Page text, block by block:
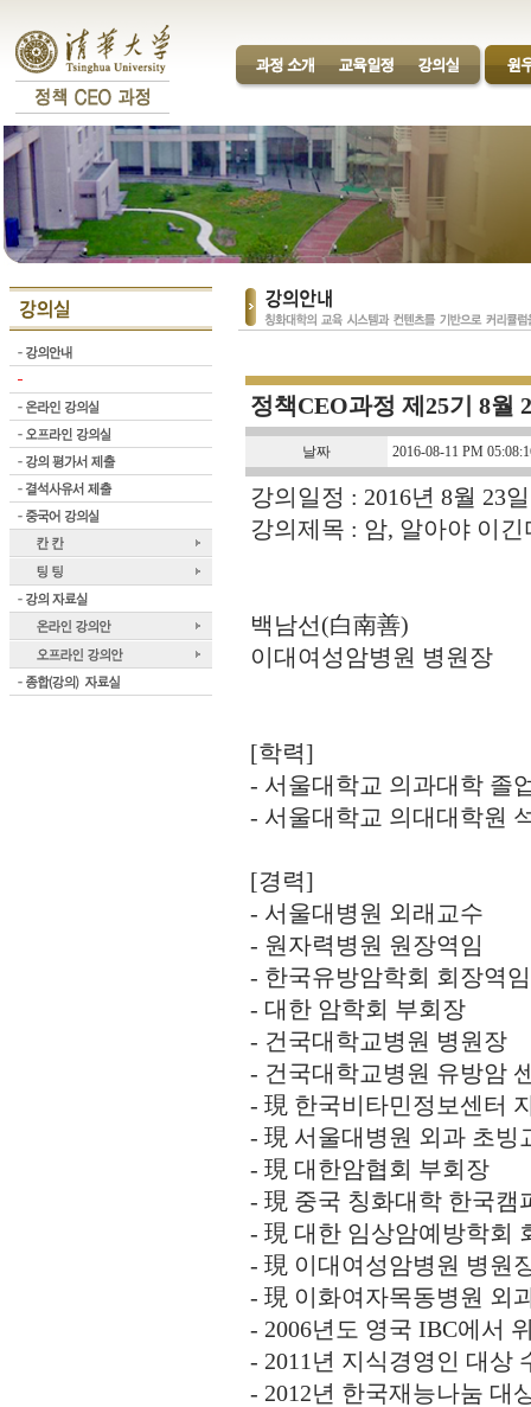
정책CEO과정 제25기 8월
날짜 2016-08-11 PM
강의일정 : 2016년 8월 23일
강의제목 : 암, 알아야 이긴
백남선(白南善)
이대여성암병원 병원장
[학력]
- 서울대학교 의과대학 졸
- 서울대학교 의대대학원
[경력]
- 서울대병원 외래교수
- 원자력병원 원장역임
- 한국유방암학회 회장역임
- 대한 암학회 부회장
- 건국대학교병원 병원장
- 건국대학교병원 유방암
- 現 한국비타민정보센터
- 現 서울대병원 외과 초빙
- 現 대한암협회 부회장
- 現 중국 칭화대학 한국캠
- 現 대한 임상암예방학회
- 現 이대여성암병원 병원
- 現 이화여자목동병원 외
- 2006년도 영국 IBC에서
- 2011년 지식경영인 대상
- 2012년 한국재능나눔 대